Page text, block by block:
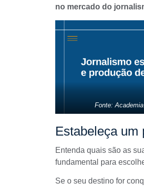
no mercado do
Fonte:
Estabeleça um
Entenda quais são as
fundamental para
Se o seu destino for